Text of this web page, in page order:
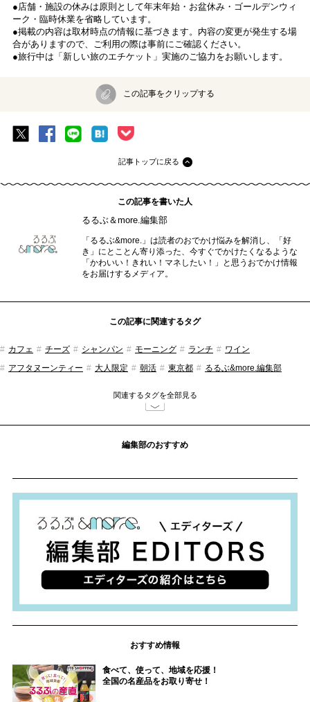
●店舗・施設の休みは原則として年末年始・お盆休み・ゴールデンウィ
ーク・臨時休業を省略しています。
●掲載の内容は取材時点の情報に基づきます。内容の変更が発生する場
合がありますので、ご利用の際は事前にご確認ください。
●旅行中は「新しい旅のエチケット」実施のご協力をお願いします。
この記事をクリップする
記事トップに戻る
この記事を書いた人
るるぶ＆more.編集部
「るるぶ&more.」は読者のおでかけ悩みを解消し、「好
き」にとことん寄り添った、今すぐでかけたくなるような
「かわいい！きれい！マネしたい！」と思うおでかけ情報
をお届けするメディア。
この記事に関連するタグ
カフェ チーズ シャンパン モーニング ランチ
ワイン
アフタヌーンティー
大人限定 朝活 東京都 るるぶ&more.編集部
関連するタグを全部見る
編集部のおすすめ
おすすめ情報
食べて、使って、地域を応援！
全国の名産品をお取り寄せ！